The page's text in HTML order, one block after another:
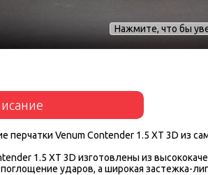
Нажмите, что бы
перчатки Venum Contender 1.5 XT 3D из
1.5 XT 3D изготовлены из
ударов, а широкая застежка-